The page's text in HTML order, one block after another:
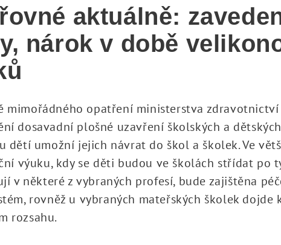
aktuálně:
nárok v době
mimořádného opatření ministerstva
dosavadní plošné uzavření školských a
dětí umožní jejich návrat do škol a školek. Ve
výuku, kdy se děti budou ve školách střídat po
v některé z vybraných profesí, bude zajištěna
rovněž u vybraných mateřských školek dojde
rozsahu.